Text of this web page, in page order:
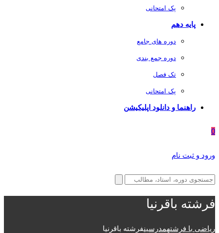
پک امتحانی
پایه دهم
دوره های جامع
دوره جمع بندی
تک فصل
پک امتحانی
راهنما و دانلود اپلیکیشن
0
ورود و ثبت نام
فرشته باقرنیا
ریاضی با فرشتهمدرسینفرشته باقرنیا